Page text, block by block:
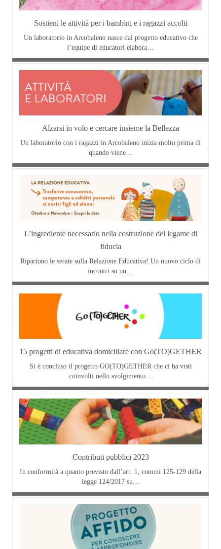
Sostieni le attività per i bambini e i ragazzi accolti
Un laboratorio in Arcobaleno nasce dal progetto educativo che
l’equipe di educatori elabora…
Alzarsi in volo e cercare insieme la Bellezza
Un laboratorio con i ragazzi in Arcobaleno inizia molto prima di
quando viene…
L’ingrediente necessario nella costruzione del legame di
fiducia
Ripartono le serate sulla Relazione Educativa! Un nuovo ciclo di
incontri su un…
15 progetti di educativa domiciliare con Go(TO)GETHER
Si è concluso il progetto GO(TO)GETHER che ci ha visti
coinvolti nello svolgimento…
Contributi pubblici 2023
In conformità a quanto previsto dall’art. 1, commi 125-129 della
legge 124/2017 su…